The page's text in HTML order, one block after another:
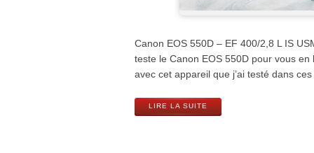
Canon EOS 550D – EF 400/2,8 L IS
teste le Canon EOS 550D pour vous
avec cet appareil que j’ai testé dans
LIRE LA SUITE